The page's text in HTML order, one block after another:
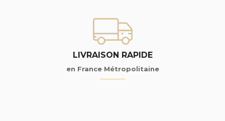
LIVRAISON RAPIDE
en France Métropolitaine